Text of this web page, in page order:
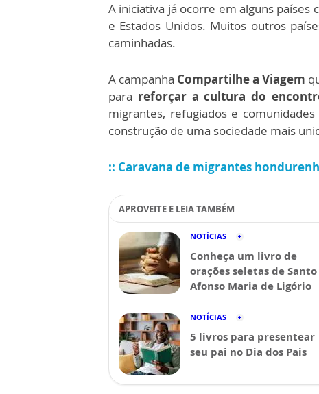
A iniciativa já ocorre em alguns países
e Estados Unidos. Muitos outros
caminhadas.
A campanha Compartilhe a Viagem
para reforçar a cultura do
migrantes, refugiados e
construção de uma sociedade mais
:: Caravana de migrantes
APROVEITE E LEIA TAMBÉM
NOTÍCIAS
Conheça um livro de
orações seletas de Santo
Afonso Maria de Ligório
NOTÍCIAS
5 livros para presentear
seu pai no Dia dos Pais